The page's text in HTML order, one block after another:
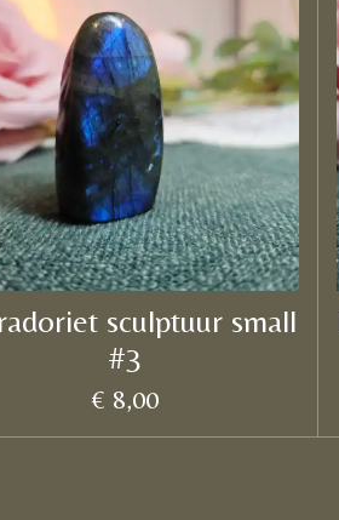
sculptuur small
#3
€ 8,00